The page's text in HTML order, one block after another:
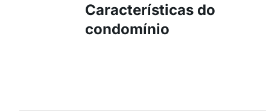
Características do
condomínio